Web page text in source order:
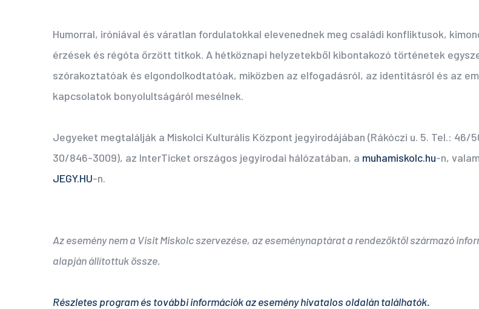
Humorral, iróniával és váratlan fordulatokkal elevenednek meg családi konfliktusok,
érzések és régóta őrzött titkok. A hétköznapi helyzetekből kibontakozó történetek
szórakoztatóak és elgondolkodtatóak, miközben az elfogadásról, az identitásról és az
kapcsolatok bonyolultságáról mesélnek.
Jegyeket megtalálják a Miskolci Kulturális Központ jegyirodájában (Rákóczi u. 5. Tel.: 46/
30/846-3009), az InterTicket országos jegyirodai hálózatában, a muhamiskolc.hu-n,
JEGY.HU-n.
Az esemény nem a Visit Miskolc szervezése, az eseménynaptárat a rendezőktől származó
alapján állítottuk össze.
Részletes program és további információk az esemény hivatalos oldalán találhatók.